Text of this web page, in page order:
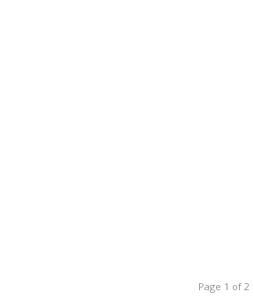
Page 1 of 2